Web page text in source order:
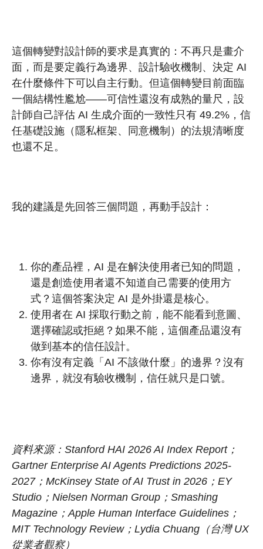
這個轉變對設計師的要求是真實的：不再只是畫介
面，而是要定義行為邊界、設計驗收機制、決定 AI
在什麼條件下可以自主行動。但這個轉變目前面臨
一個結構性尷尬——可信性還沒有成熟的量尺，設
計師自己評估 AI 生成介面的一致性只有 49.2%，信
任基礎設施（隱私框架、同意機制）的法規清晰度
也還不足。
我的建議是先回答三個問題，再動手設計：
你的產品裡，AI 是在解決使用者已知的問題，
還是創造使用者還不知道自己需要的使用方
式？這個答案決定 AI 是外掛還是核心。
使用者在 AI 採取行動之前，能不能看到意圖、
選擇確認或拒絕？如果不能，這個產品還沒有
做到基本的信任設計。
你有沒有定義「AI 不該做什麼」的邊界？沒有
邊界，就沒有驗收機制，信任就只是口號。
資料來源：Stanford HAI 2026 AI Index Report；
Gartner Enterprise AI Agents Predictions 2025-
2027；McKinsey State of AI Trust in 2026；EY
Studio；Nielsen Norman Group；Smashing
Magazine；Apple Human Interface Guidelines；
MIT Technology Review；Lydia Chuang（台灣 UX
從業者觀察）